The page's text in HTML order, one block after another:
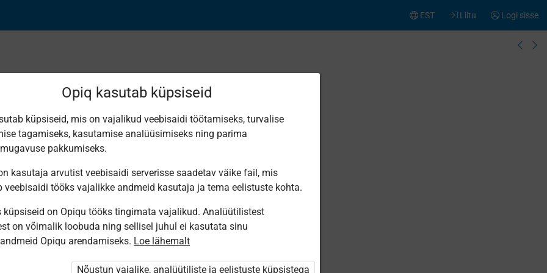
Logi sisse
Liitu
EST
Õ
Opiqusse sisse logitud.
paketi
Opiq kasutab küpsiseid
küpsiseid, mis on vajalikud veebisaidi töötamiseks, turvalise
tagamiseks, kasutamise analüüsimiseks ning parima
pakkumiseks.
kasutaja arvutist veebisaidi serverisse saadetav väike fail, mis
veebisaidi tööks vajalikke andmeid kasutaja ja tema eelistuste kohta.
küpsiseid on Opiqu tööks tingimata vajalikud. Analüütilistest
on võimalik loobuda ning sellisel juhul ei kasutata sinu
Opiqu arendamiseks. Loe lähemalt
Nõustun vajalike, analüütiliste ja eelistuste küpsistega